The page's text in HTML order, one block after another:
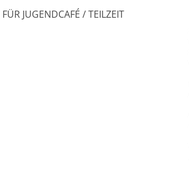
JUGENDCAFÉ / TEILZEIT